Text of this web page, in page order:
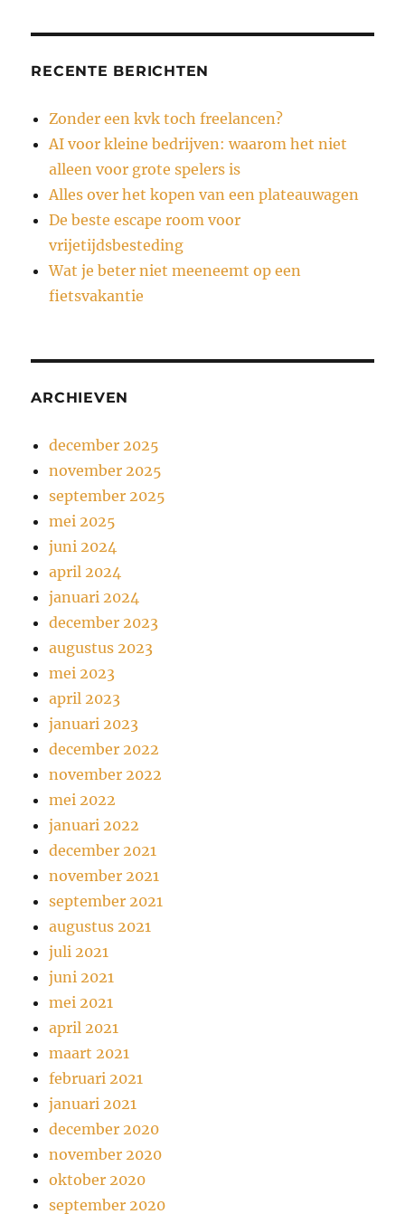
RECENTE BERICHTEN
Zonder een kvk toch freelancen?
AI voor kleine bedrijven: waarom het niet
alleen voor grote spelers is
Alles over het kopen van een plateauwagen
De beste escape room voor
vrijetijdsbesteding
Wat je beter niet meeneemt op een
fietsvakantie
ARCHIEVEN
december 2025
november 2025
september 2025
mei 2025
juni 2024
april 2024
januari 2024
december 2023
augustus 2023
mei 2023
april 2023
januari 2023
december 2022
november 2022
mei 2022
januari 2022
december 2021
november 2021
september 2021
augustus 2021
juli 2021
juni 2021
mei 2021
april 2021
maart 2021
februari 2021
januari 2021
december 2020
november 2020
oktober 2020
september 2020